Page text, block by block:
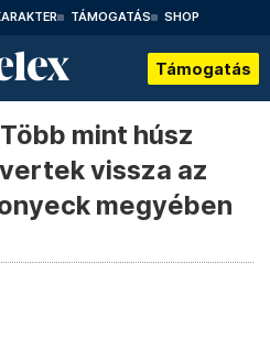
TÁMOGATÁS SHOP
Támogatás
mint húsz
vissza az
megyében